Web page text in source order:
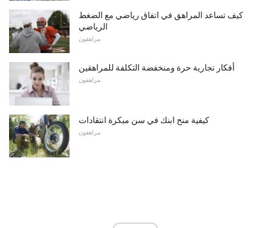
كيف تساعد المراهق في اتفاق رياضي مع الضغط
الرياضي
مراهقون
أفكار تجارية حرة ومنخفضة التكلفة للمراهقين
مراهقون
كيفية منح ابنك في سن مبكرة انتقادات
مراهقون